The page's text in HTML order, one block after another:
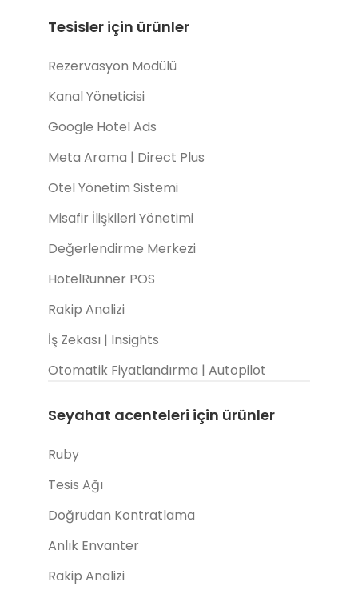
Tesisler için ürünler
Rezervasyon Modülü
Kanal Yöneticisi
Google Hotel Ads
Meta Arama | Direct Plus
Otel Yönetim Sistemi
Misafir İlişkileri Yönetimi
Değerlendirme Merkezi
HotelRunner POS
Rakip Analizi
İş Zekası | Insights
Otomatik Fiyatlandırma | Autopilot
Seyahat acenteleri için ürünler
Ruby
Tesis Ağı
Doğrudan Kontratlama
Anlık Envanter
Rakip Analizi